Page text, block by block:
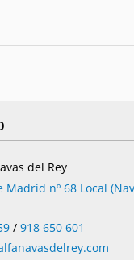
del Rey
Madrid nº 68 Local
/918 650 601